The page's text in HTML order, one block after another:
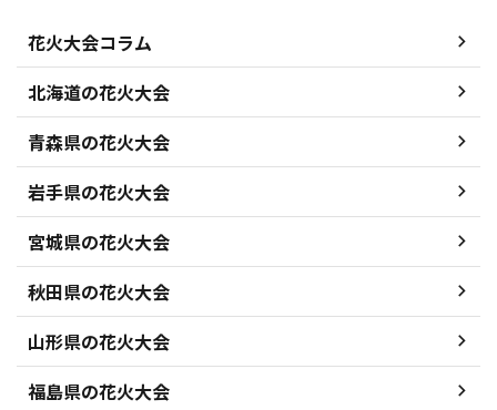
花火大会コラム
北海道の花火大会
青森県の花火大会
岩手県の花火大会
宮城県の花火大会
秋田県の花火大会
山形県の花火大会
福島県の花火大会